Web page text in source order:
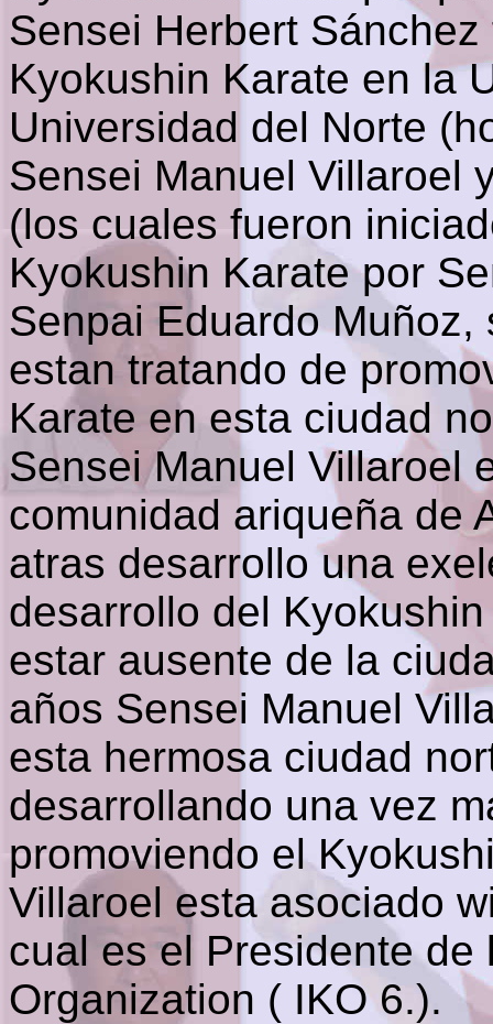
Sensei Herbert
Kyokushin Karate en la
Universidad del Norte
Sensei Manuel Villaroel
(los cuales fueron
Kyokushin Karate por
Senpai Eduardo
estan tratando de
Karate en esta ciudad
Sensei Manuel Villaroel
comunidad ariqueña de
atras desarrollo una
desarrollo del
estar ausente de la
años Sensei Manuel
esta hermosa ciudad
desarrollando una vez
promoviendo el
Villaroel esta asociado
cual es el Presidente de
Organization ( IKO 6.).